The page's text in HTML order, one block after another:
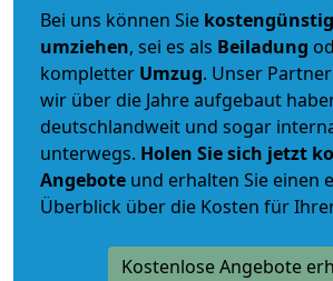
Bei uns können Sie kostengünstig
umziehen, sei es als Beiladung
kompletter Umzug. Unser
wir über die Jahre aufgebaut
deutschlandweit und sogar
unterwegs. Holen Sie sich jetzt
Angebote und erhalten Sie einen
Überblick über die Kosten für
Kostenlose Angebote